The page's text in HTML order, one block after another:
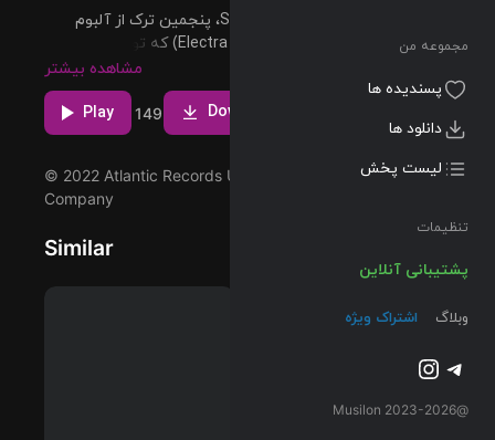
مجموعه من
پسندیده ها
دانلود ها
لیست پخش
تنظیمات
پشتیبانی آنلاین
وبلاگ اشتراک ویژه
تلگراماینستاگرم
@2023-2026 Musilon
پخش و دانلود آهنگ Starring Role، پنجمین ترک از آلبوم
اجرا شده است را میتوانید با دو کیفیت 320 و FLAC دریافت
کنید.
مشاهده بیشتر
Play 149 Download
© 2022 Atlantic Records UK, a Warner Music Group
Company
Similar